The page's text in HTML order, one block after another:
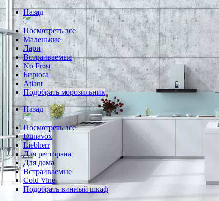
Назад
Посмотреть все
Маленькие
Лари
Встраиваемые
No Frost
Бирюса
Atlant
Подобрать морозильник
Назад
Посмотреть все
Dunavox
Liebherr
Для ресторана
Для дома
Встраиваемые
Cold Vine
Подобрать винный шкаф